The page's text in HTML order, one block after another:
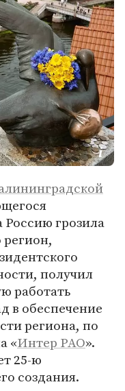
Россию грозила
регион,
получил
работать
в обеспечение
региона, по
«Интер РАО».
25-ю
создания.